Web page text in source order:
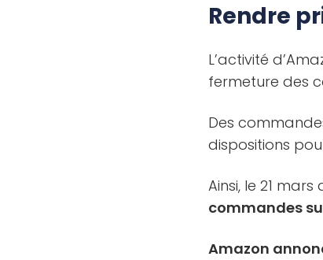
Rendre
L’activité
fermeture des
Des
dispositions
Ainsi, le 21 mars
commandes
Amazon